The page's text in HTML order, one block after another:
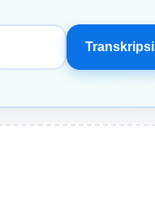
Transkripsi